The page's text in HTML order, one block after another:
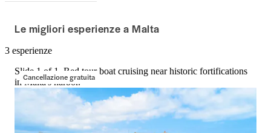
Le migliori esperienze a Malta
3 esperienze
Cancellazione gratuita
Slide 1 of 1, Red tour boat cruising near historic fortifications
in Malta's harbor.